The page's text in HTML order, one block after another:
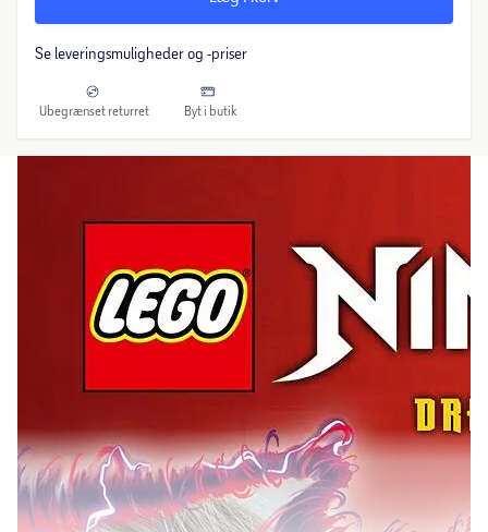
Se leveringsmuligheder og -priser
Ubegrænset returret Byt i butik